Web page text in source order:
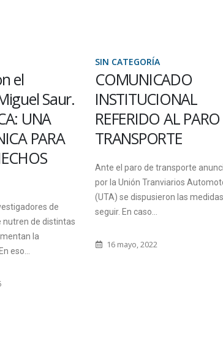
el
Saur.
UNA
PARA
de
nutren de distintas
la
eso...
SIN CATEGORÍA
COMUNICADO
INSTITUCIONAL
REFERIDO AL
TRANSPORTE
Ante el paro de transporte
por la Unión Tranviarios
(UTA) se dispusieron las
seguir. En caso...
16 mayo, 2022